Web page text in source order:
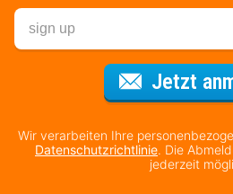
Jetzt
Wir verarbeiten Ihre
Datenschutzrichtlinie. Die
jederzeit